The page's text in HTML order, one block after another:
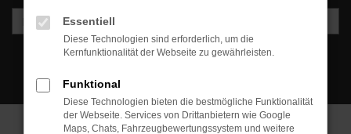
Essentiell
Diese Technologien sind erforderlich, um die
Kernfunktionalität der Webseite zu gewährleisten.
Funktional
Diese Technologien bieten die bestmögliche Funktionalität
der Webseite. Services von Drittanbietern wie Google
Maps, Chats, Fahrzeugbewertungssystem und weitere